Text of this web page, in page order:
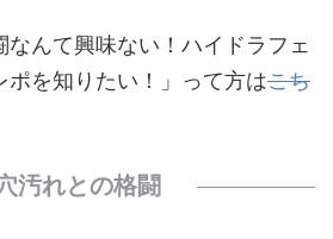
なんて興味ない！ハイドラフェ
ポを知りたい！」って方はこち
汚れとの格闘